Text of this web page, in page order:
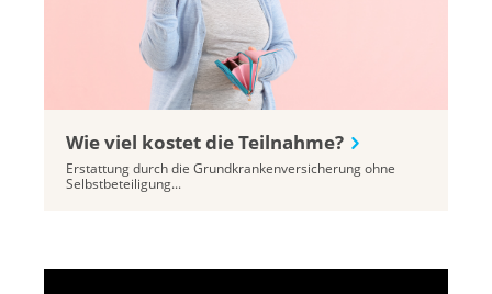
Wie viel kostet die Teilnahme?
Erstattung durch die Grundkrankenversicherung ohne
Selbstbeteiligung...